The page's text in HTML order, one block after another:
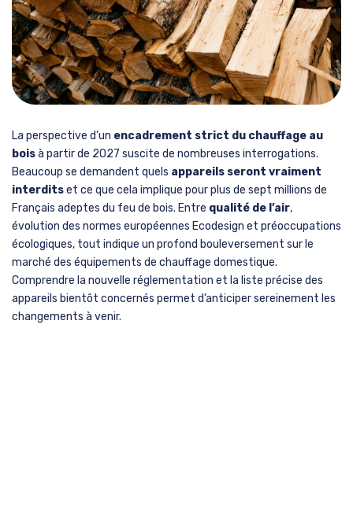
La perspective d’un encadrement strict du chauffage au
boisà partir de 2027 suscite de nombreuses interrogations.
Beaucoup se demandent quels appareils seront vraiment
interditset ce que cela implique pour plus de sept millions de
Français adeptes du feu de bois. Entre qualité de l’air,
évolution des normes européennes Ecodesign et préoccupations
écologiques, tout indique un profond bouleversement sur le
marché des équipements de chauffage domestique.
Comprendre la nouvelle réglementation et la liste précise des
appareils bientôt concernés permet d’anticiper sereinement les
changements à venir.